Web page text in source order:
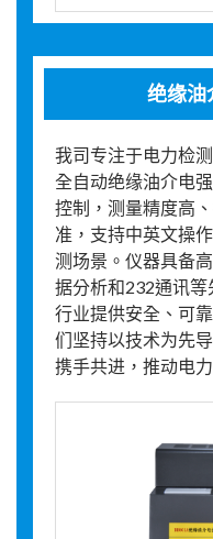
绝缘油
我司专注于电力检
全自动绝缘油介电
控制，测量精度高
准，支持中英文操
测场景。仪器具备
据分析和232通讯
行业提供安全、可
们坚持以技术为先
携手共进，推动电